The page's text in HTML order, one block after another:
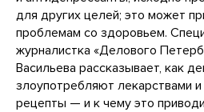
для других целей; это может
проблемам со здоровьем.
журналистка «Делового
Васильева рассказывает, как
злоупотребляют лекарствами
рецепты — и к чему это